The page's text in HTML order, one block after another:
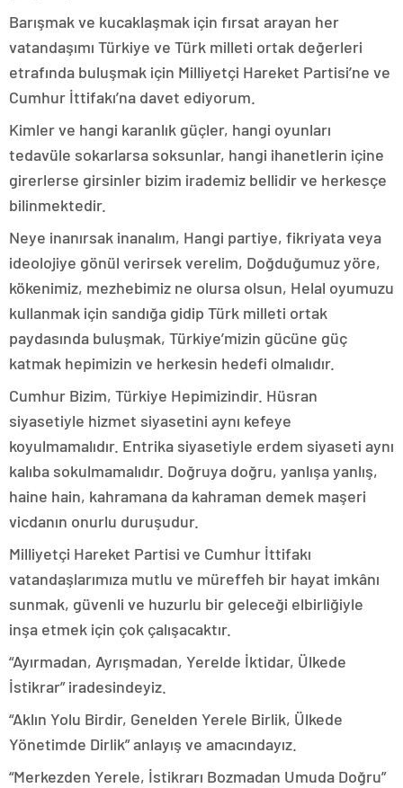
Barışmak ve kucaklaşmak için fırsat arayan her
vatandaşımı Türkiye ve Türk milleti ortak değerleri
etrafında buluşmak için Milliyetçi Hareket Partisi’ne ve
Cumhur İttifakı’na davet ediyorum.
Kimler ve hangi karanlık güçler, hangi oyunları
tedavüle sokarlarsa soksunlar, hangi ihanetlerin içine
girerlerse girsinler bizim irademiz bellidir ve herkesçe
bilinmektedir.
Neye inanırsak inanalım, Hangi partiye, fikriyata veya
ideolojiye gönül verirsek verelim, Doğduğumuz yöre,
kökenimiz, mezhebimiz ne olursa olsun, Helal oyumuzu
kullanmak için sandığa gidip Türk milleti ortak
paydasında buluşmak, Türkiye’mizin gücüne güç
katmak hepimizin ve herkesin hedefi olmalıdır.
Cumhur Bizim, Türkiye Hepimizindir. Hüsran
siyasetiyle hizmet siyasetini aynı kefeye
koyulmamalıdır. Entrika siyasetiyle erdem siyaseti aynı
kalıba sokulmamalıdır. Doğruya doğru, yanlışa yanlış,
haine hain, kahramana da kahraman demek maşeri
vicdanın onurlu duruşudur.
Milliyetçi Hareket Partisi ve Cumhur İttifakı
vatandaşlarımıza mutlu ve müreffeh bir hayat imkânı
sunmak, güvenli ve huzurlu bir geleceği elbirliğiyle
inşa etmek için çok çalışacaktır.
“Ayırmadan, Ayrışmadan, Yerelde İktidar, Ülkede
İstikrar” iradesindeyiz.
“Aklın Yolu Birdir, Genelden Yerele Birlik, Ülkede
Yönetimde Dirlik” anlayış ve amacındayız.
“Merkezden Yerele, İstikrarı Bozmadan Umuda Doğru”